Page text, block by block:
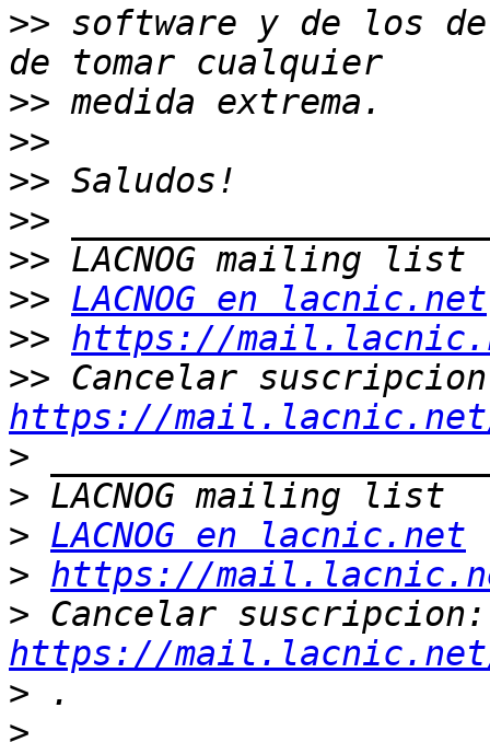
>> software y de los
>>
>>
>>
>>
>>
>> LACNOG en lacnic.net
>> https://
>>
https://mail.lacnic.net/
>
>
> LACNOG en lacnic.net
> https://
>
https://mail.lacnic.net/
>
>